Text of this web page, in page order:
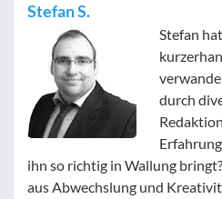
Stefan S.
Stefan
durch
ihn so richtig in Wallung
aus Abwechslung und